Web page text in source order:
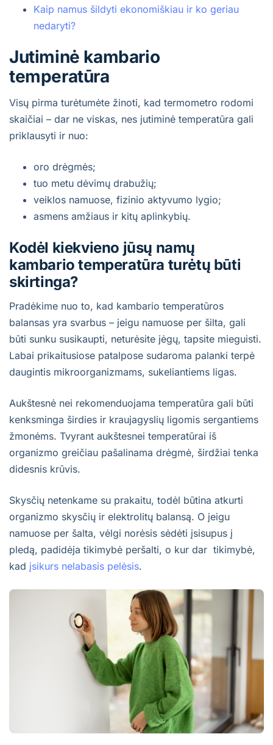
Kaip namus šildyti ekonomiškiau ir ko geriau
nedaryti?
Jutiminė kambario
temperatūra
Visų pirma turėtumėte žinoti, kad termometro rodomi
skaičiai – dar ne viskas, nes jutiminė temperatūra gali
priklausyti ir nuo:
oro drėgmės;
tuo metu dėvimų drabužių;
veiklos namuose, fizinio aktyvumo lygio;
asmens amžiaus ir kitų aplinkybių.
Kodėl kiekvieno jūsų namų
kambario temperatūra turėtų būti
skirtinga?
Pradėkime nuo to, kad kambario temperatūros
balansas yra svarbus – jeigu namuose per šilta, gali
būti sunku susikaupti, neturėsite jėgų, tapsite mieguisti.
Labai prikaitusiose patalpose sudaroma palanki terpė
daugintis mikroorganizmams, sukeliantiems ligas.
Aukštesnė nei rekomenduojama temperatūra gali būti
kenksminga širdies ir kraujagyslių ligomis sergantiems
žmonėms. Tvyrant aukštesnei temperatūrai iš
organizmo greičiau pašalinama drėgmė, širdžiai tenka
didesnis krūvis.
Skysčių netenkame su prakaitu, todėl būtina atkurti
organizmo skysčių ir elektrolitų balansą. O jeigu
namuose per šalta, vėlgi norėsis sėdėti įsisupus į
pledą, padidėja tikimybė peršalti, o kur dar tikimybė,
kad įsikurs nelabasis pelėsis.